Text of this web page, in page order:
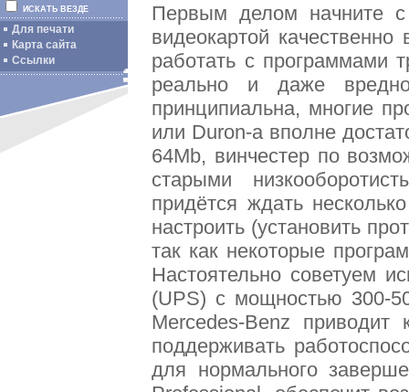
ИСКАТЬ ВЕЗДЕ
Для печати
Карта сайта
Ссылки
Первым делом начните
видеокартой
работать с программами
реально и даже
принципиальна, многие
или Duron-а вполне
64Mb, винчестер по
старыми
придётся ждать
настроить (установить
так как некоторые
Настоятельно советуем
(UPS) с мощностью 300-
Mercedes-Benz
поддерживать
для нормального